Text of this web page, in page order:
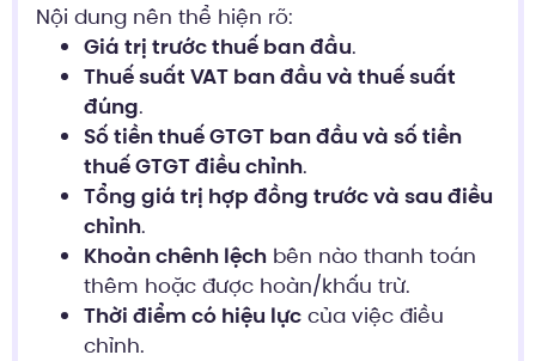
Nội dung nên thể hiện rõ:
Giá trị trước thuế ban đầu.
Thuế suất VAT ban đầu và thuế suất
đúng.
Số tiền thuế GTGT ban đầu và số tiền
thuế GTGT điều chỉnh.
Tổng giá trị hợp đồng trước và sau điều
chỉnh.
Khoản chênh lệch bên nào thanh toán
thêm hoặc được hoàn/khấu trừ.
Thời điểm có hiệu lực của việc điều
chỉnh.